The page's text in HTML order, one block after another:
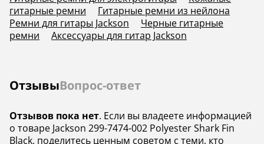
гитарные ремни
Гитарные ремни из нейлона
Ремни для гитары Jackson
Черные гитарные
ремни
Аксессуары для гитар Jackson
ОтзывыВопрос-ответ
Отзывов пока нет. Если вы владеете информацией
о товаре Jackson 299-7474-002 Polyester Shark Fin
Black, поделитесь ценным советом с теми, кто